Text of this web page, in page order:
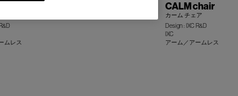
ムレス
CALM chair
カーム チェア
Design : IXC R&D
IXC
アーム／アームレス